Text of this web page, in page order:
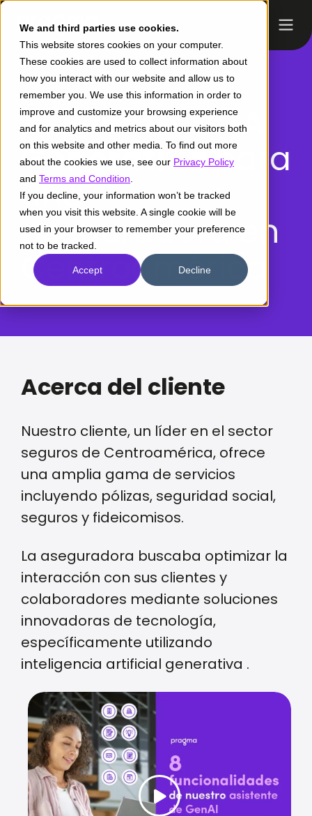
We and third parties use cookies.
This website stores cookies on your computer.
These cookies are used to collect information about
how you interact with our website and allow us to
remember you. We use this information in order to
improve and customize your browsing experience
and for analytics and metrics about our visitors both
on this website and other media. To find out more
about the cookies we use, see our Privacy Policy
and Terms and Condition
If you decline, your information won’t be tracked
when you visit this website. A single cookie will be
used in your browser to remember your preference
not to be tracked.
Accept Decline
Asistente de IA
Generativapara
una
aseguradora en
Centroamérica
Acerca del cliente
Nuestro cliente, un líder en el sector
seguros de Centroamérica, ofrece
una amplia gama de servicios
incluyendo pólizas, seguridad social,
seguros y fideicomisos.
La aseguradora buscaba optimizar la
interacción con sus clientes y
colaboradores mediante soluciones
innovadoras de tecnología,
específicamente utilizando
inteligencia artificial generativa .